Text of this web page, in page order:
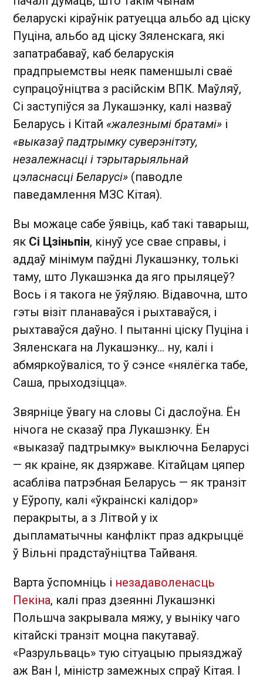
беларускі кіраўнік ратуецца альбо ад ціску
Пуціна, альбо ад ціску Зяленскага, які
запатрабаваў, каб беларускія
прадпрыемствы неяк паменшылі сваё
супрацоўніцтва з расійскім ВПК. Маўляў,
Сі заступіўся за Лукашэнку, калі назваў
Беларусь і Кітай «жалезнымі братамі» і
«выказаў падтрымку суверэнітэту,
незалежнасці і тэрытарыяльнай
цэласнасці Беларусі» (паводле
паведамлення МЗС Кітая).
Вы можаце сабе ўявіць, каб такі таварыш,
як Сі Цзіньпін, кінуў усе свае справы, і
аддаў мінімум паўдні Лукашэнку, толькі
таму, што Лукашэнка да яго прыляцеў?
Вось і я такога не ўяўляю. Відавочна, што
гэты візіт планаваўся і рыхтаваўся, і
рыхтаваўся даўно. І пытанні ціску Пуціна і
Зяленскага на Лукашэнку… ну, калі і
абмяркоўваліся, то ў сэнсе «нялёгка табе,
Саша, прыходзіцца».
Звярніце ўвагу на словы Сі даслоўна. Ён
нічога не сказаў пра Лукашэнку. Ён
«выказаў падтрымку» выключна Беларусі
— як краіне, як дзяржаве. Кітайцам цяпер
асабліва патрэбная Беларусь — як транзіт
у Еўропу, калі «ўкраінскі калідор»
перакрыты, а з Літвой у іх
дыпламатычны канфлікт праз адкрыццё
ў Вільні прадстаўніцтва Тайваня.
Варта ўспомніць і незадаволенасць
Пекіна, калі праз дзеянні Лукашэнкі
Польшча закрывала мяжу, у выніку чаго
кітайскі транзіт моцна пакутаваў.
«Разрульваць» тую сітуацыю прыязджаў
аж Ван І, міністр замежных спраў Кітая. І